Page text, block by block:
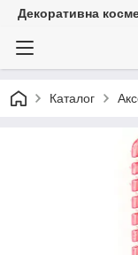
Декоративна
Каталог